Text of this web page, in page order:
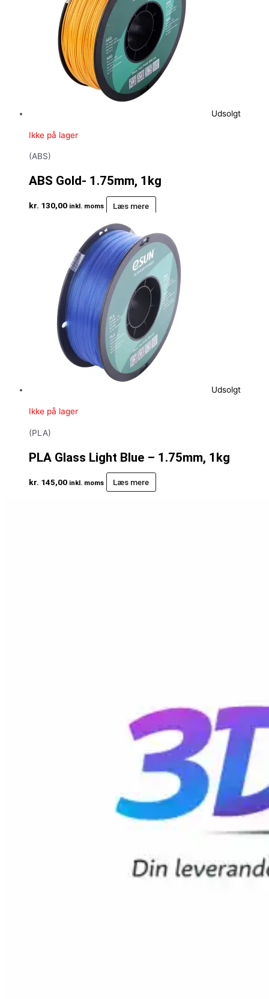
Udsolgt
Ikke på lager
(ABS)
ABS Gold- 1.75mm, 1kg
kr. 130,00 inkl. moms Læs mere
Udsolgt
Ikke på lager
(PLA)
PLA Glass Light Blue – 1.75mm, 1kg
kr. 145,00 inkl. moms Læs mere